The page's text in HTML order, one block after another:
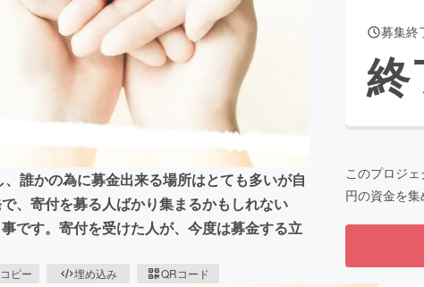
CAMPFIRE for Social Good
CAMPFIRE Creation
CAMPFIREふるさと納税 machi-ya
誰かの為に募金出来る場所はとても多いが自
、寄付を募る人ばかり集まるかもしれない
です。寄付を受けた人が、今度は募金する立
ピー 埋め込み QRコード
募集終
終
このプロジ
円の資金を